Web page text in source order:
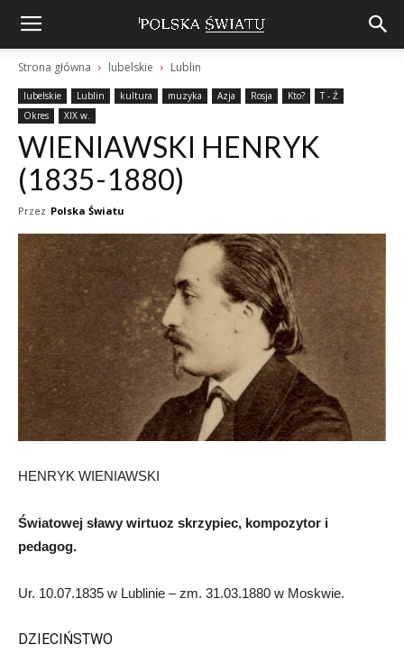
Strona główna lubelskie Lublin
lubelskie Lublin kultura muzyka Azja Rosja Kto?
T - Ź
Okres
XIX w.
WIENIAWSKI HENRYK
(1835-1880)
Przez Polska Światu
HENRYK WIENIAWSKI
Światowej sławy wirtuoz skrzypiec, kompozytor i
pedagog.
Ur. 10.07.1835 w Lublinie – zm. 31.03.1880 w Moskwie.
DZIECIŃSTWO